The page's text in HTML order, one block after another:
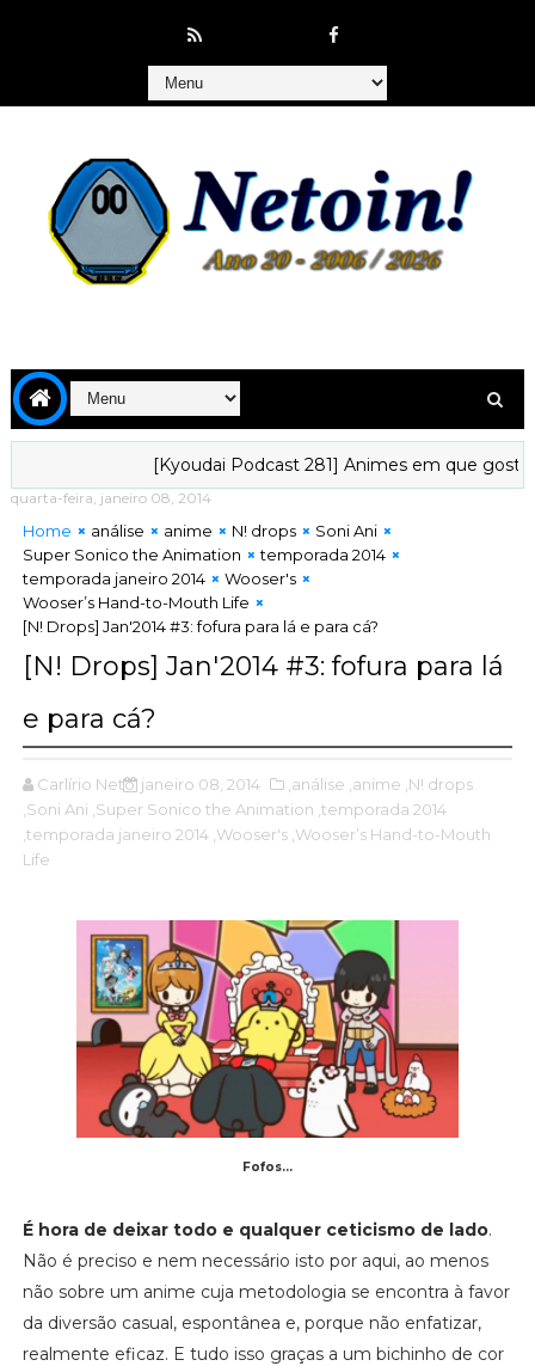
[Kyoudai Podcast 281] Animes em que gostaríamos
quarta-feira, janeiro 08, 2014
Home análise anime N! drops
Soni Ani
Super Sonico the Animation
temporada 2014
temporada janeiro 2014
Wooser's
Wooser’s Hand-to-Mouth Life
[N! Drops] Jan'2014 #3: fofura para lá e para cá?
[N! Drops] Jan'2014 #3: fofura para lá
e para cá?
Carlírio Neto janeiro 08, 2014 ,análise ,anime ,N! drops
,Soni Ani ,Super Sonico the Animation ,temporada 2014
,temporada janeiro 2014 ,Wooser's ,Wooser’s Hand-to-Mouth
Life
Fofos...
É hora de deixar todo e qualquer ceticismo de lado.
Não é preciso e nem necessário isto por aqui, ao menos
não sobre um anime cuja metodologia se encontra à favor
da diversão casual, espontânea e, porque não enfatizar,
realmente eficaz. E tudo isso graças a um bichinho de cor